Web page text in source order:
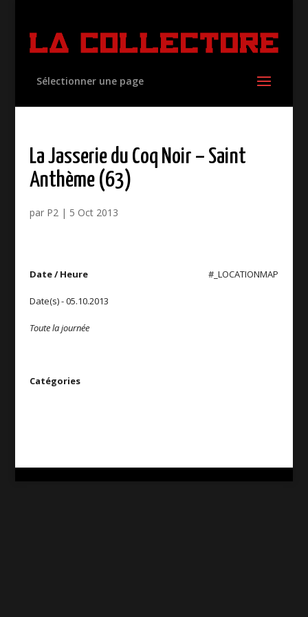
Sélectionner une page
La Jasserie du Coq Noir – Saint
Anthème (63)
par P2| 5 Oct 2013
#_LOCATIONMAP
Date / Heure
Date(s) - 05.10.2013
Toute la journée
Catégories